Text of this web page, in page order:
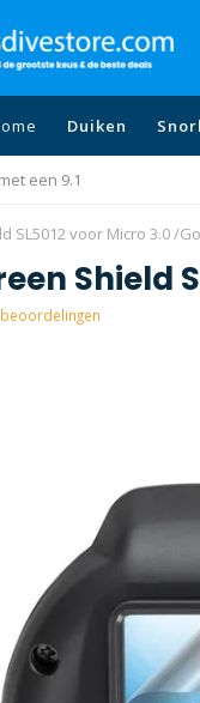
Duiken
een 9.1
SL5012 voor Micro 3.0 /
Shield